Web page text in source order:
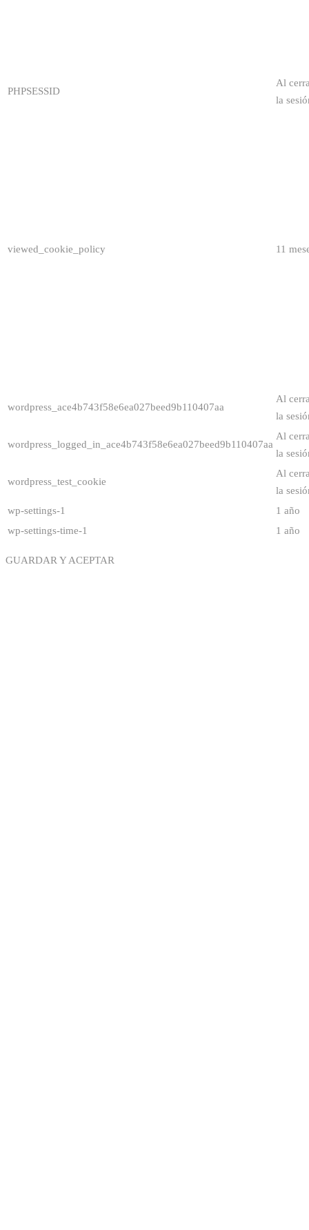
PHPSESSID
Al
la
viewed_cookie_policy 11
wordpress_ace4b743f58e6ea027beed9b110407aa
Al
la
wordpress_logged_in_ace4b743f58e6ea027beed9b110407aa
Al
la
wordpress_test_cookie
Al
la
wp-settings-1
1 año
wp-settings-time-1
1 año
GUARDAR Y ACEPTAR